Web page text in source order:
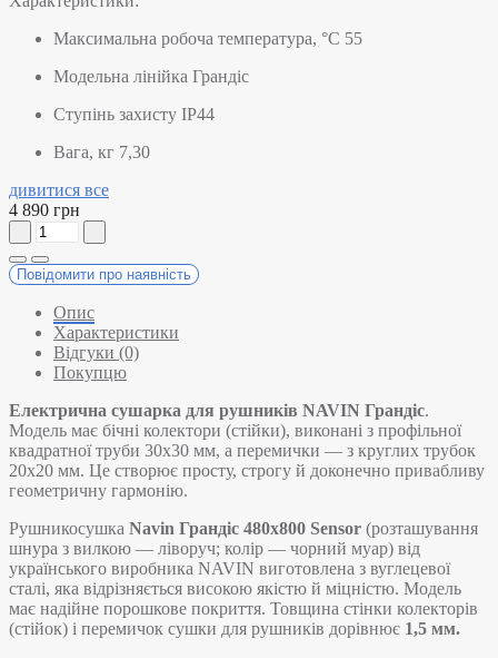
Максимальна робоча температура, °C 55
Модельна лінійка Грандіс
Ступінь захисту IP44
Вага, кг 7,30
дивитися все
4 890 грн
Повідомити про наявність
Опис
Характеристики
Відгуки (0)
Покупцю
Електрична сушарка для рушників NAVIN Грандіс.
Модель має бічні колектори (стійки), виконані з профільної
квадратної труби 30х30 мм, а перемички — з круглих трубок
20х20 мм. Це створює просту, строгу й доконечно привабливу
геометричну гармонію.
Рушникосушка Navin Грандіс 480х800 Sensor (розташування
шнура з вилкою — ліворуч; колір — чорний муар) від
українського виробника NAVIN виготовлена з вуглецевої
сталі, яка відрізняється високою якістю й міцністю. Модель
має надійне порошкове покриття. Товщина стінки колекторів
(стійок) і перемичок сушки для рушників дорівнює 1,5 мм.